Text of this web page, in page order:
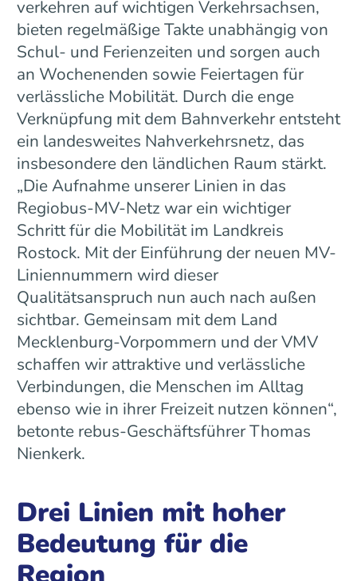
verkehren auf wichtigen Verkehrsachsen,
bieten regelmäßige Takte unabhängig von
Schul- und Ferienzeiten und sorgen auch
an Wochenenden sowie Feiertagen für
verlässliche Mobilität. Durch die enge
Verknüpfung mit dem Bahnverkehr entsteht
ein landesweites Nahverkehrsnetz, das
insbesondere den ländlichen Raum stärkt.
„Die Aufnahme unserer Linien in das
Regiobus-MV-Netz war ein wichtiger
Schritt für die Mobilität im Landkreis
Rostock. Mit der Einführung der neuen MV-
Liniennummern wird dieser
Qualitätsanspruch nun auch nach außen
sichtbar. Gemeinsam mit dem Land
Mecklenburg-Vorpommern und der VMV
schaffen wir attraktive und verlässliche
Verbindungen, die Menschen im Alltag
ebenso wie in ihrer Freizeit nutzen können“,
betonte rebus-Geschäftsführer Thomas
Nienkerk.
Drei Linien mit hoher
Bedeutung für die